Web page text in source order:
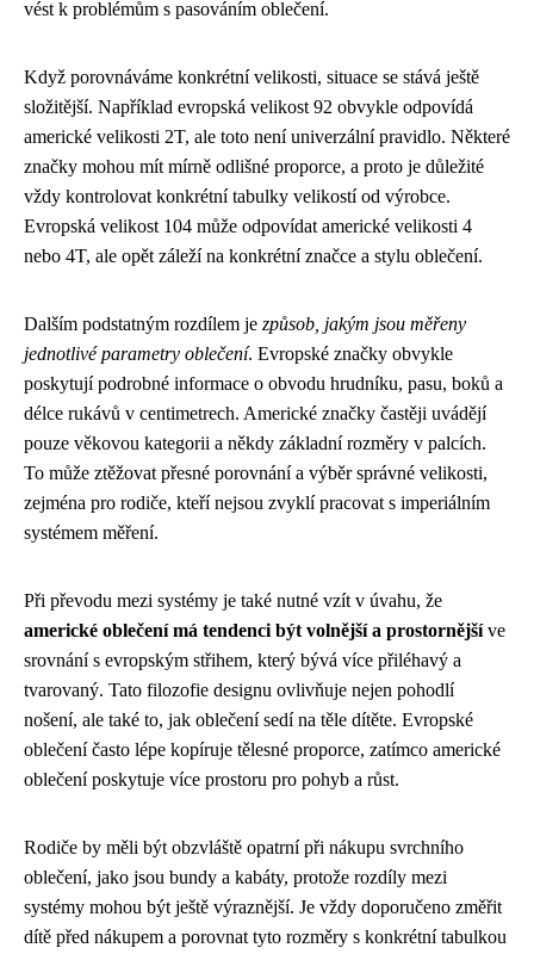
vést k problémům s pasováním oblečení.
Když porovnáváme konkrétní velikosti, situace se stává ještě
složitější. Například evropská velikost 92 obvykle odpovídá
americké velikosti 2T, ale toto není univerzální pravidlo. Některé
značky mohou mít mírně odlišné proporce, a proto je důležité
vždy kontrolovat konkrétní tabulky velikostí od výrobce.
Evropská velikost 104 může odpovídat americké velikosti 4
nebo 4T, ale opět záleží na konkrétní značce a stylu oblečení.
Dalším podstatným rozdílem je způsob, jakým jsou měřeny
jednotlivé parametry oblečení. Evropské značky obvykle
poskytují podrobné informace o obvodu hrudníku, pasu, boků a
délce rukávů v centimetrech. Americké značky častěji uvádějí
pouze věkovou kategorii a někdy základní rozměry v palcích.
To může ztěžovat přesné porovnání a výběr správné velikosti,
zejména pro rodiče, kteří nejsou zvyklí pracovat s imperiálním
systémem měření.
Při převodu mezi systémy je také nutné vzít v úvahu, že
americké oblečení má tendenci být volnější a prostornějšíve
srovnání s evropským střihem, který bývá více přiléhavý a
tvarovaný. Tato filozofie designu ovlivňuje nejen pohodlí
nošení, ale také to, jak oblečení sedí na těle dítěte. Evropské
oblečení často lépe kopíruje tělesné proporce, zatímco americké
oblečení poskytuje více prostoru pro pohyb a růst.
Rodiče by měli být obzvláště opatrní při nákupu svrchního
oblečení, jako jsou bundy a kabáty, protože rozdíly mezi
systémy mohou být ještě výraznější. Je vždy doporučeno změřit
dítě před nákupem a porovnat tyto rozměry s konkrétní tabulkou